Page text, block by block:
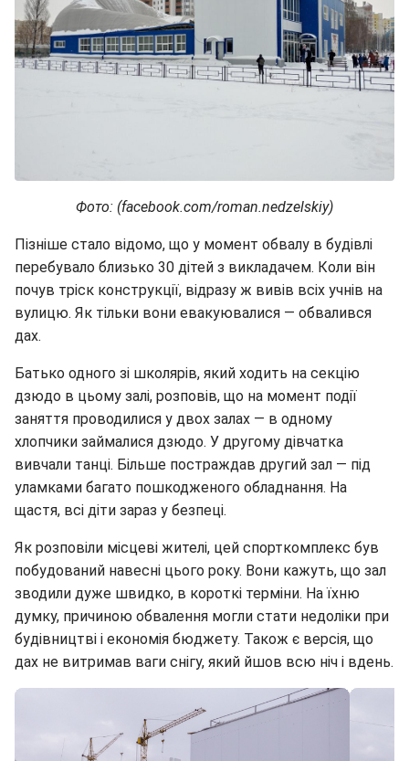
Фото: (facebook.com/roman.nedzelskiy)
Пізніше стало відомо, що у момент обвалу в будівлі
перебувало близько 30 дітей з викладачем. Коли він
почув тріск конструкції, відразу ж вивів всіх учнів на
вулицю. Як тільки вони евакуювалися — обвалився
дах.
Батько одного зі школярів, який ходить на секцію
дзюдо в цьому залі, розповів, що на момент події
заняття проводилися у двох залах — в одному
хлопчики займалися дзюдо. У другому дівчатка
вивчали танці. Більше постраждав другий зал — під
уламками багато пошкодженого обладнання. На
щастя, всі діти зараз у безпеці.
Як розповіли місцеві жителі, цей спорткомплекс був
побудований навесні цього року. Вони кажуть, що зал
зводили дуже швидко, в короткі терміни. На їхню
думку, причиною обвалення могли стати недоліки при
будівництві і економія бюджету. Також є версія, що
дах не витримав ваги снігу, який йшов всю ніч і вдень.